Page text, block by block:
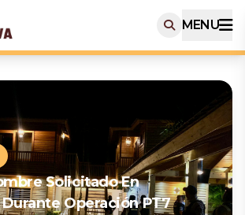
MENU
Solicitado En
Operación PT7